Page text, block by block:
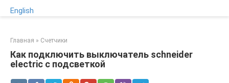
English
Главная » Счетчики
Как подключить выключатель schneider
electric с подсветкой